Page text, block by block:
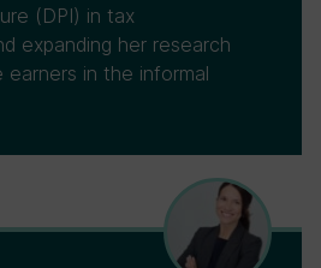
(DPI) in tax
expanding her research
earners in the informal